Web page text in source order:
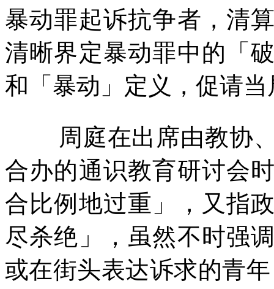
暴动罪起诉抗争者，清
清晰界定暴动罪中的「
和「暴动」定义，促请
周庭在出席由教协
合办的通识教育研讨会
合比例地过重」，又指
尽杀绝」，虽然不时强
或在街头表达诉求的青